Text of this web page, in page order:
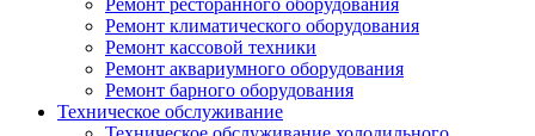
Ремонт климатического оборудования
Ремонт кассовой техники
Ремонт аквариумного оборудования
Ремонт барного оборудования
Техническое обслуживание